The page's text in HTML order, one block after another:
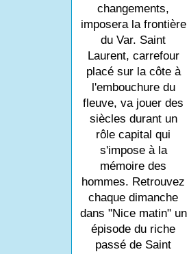
changements,
imposera la frontière
du Var. Saint
Laurent, carrefour
placé sur la côte à
l'embouchure du
fleuve, va jouer des
siècles durant un
rôle capital qui
s'impose à la
mémoire des
hommes. Retrouvez
chaque dimanche
dans "Nice matin" un
épisode du riche
passé de Saint